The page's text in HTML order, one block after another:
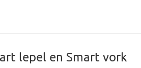
lepel en Smart vork